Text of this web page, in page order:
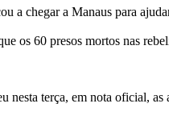
a chegar a Manaus para
os 60 presos mortos nas
nesta terça, em nota oficial,